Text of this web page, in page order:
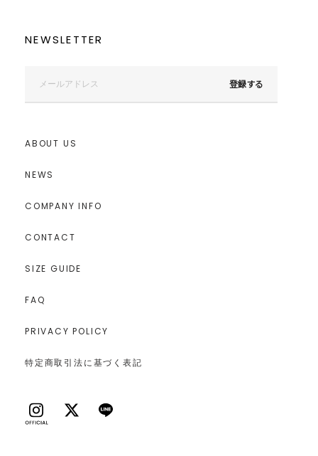
NEWSLETTER
登録する
ABOUT US
NEWS
COMPANY INFO
CONTACT
SIZE GUIDE
FAQ
PRIVACY POLICY
特定商取引法に基づく表記